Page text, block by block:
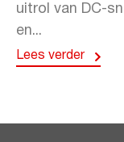
uitrol van DC-
en...
Lees verder